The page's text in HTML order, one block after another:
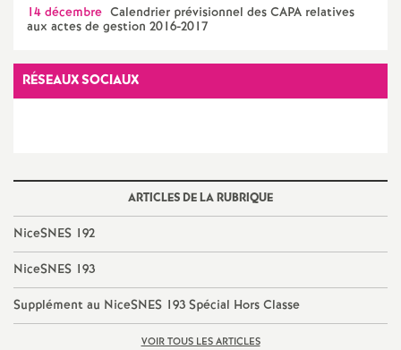
E
s
e
i
g
14 décembre Calendrier prévisionnel des CAPA relatives
aux actes de gestion 2016-2017
RÉSEAUX SOCIAUX
ARTICLES DE LA RUBRIQUE
NiceSNES 192
NiceSNES 193
Supplément au NiceSNES 193 Spécial Hors Classe
VOIR TOUS LES ARTICLES